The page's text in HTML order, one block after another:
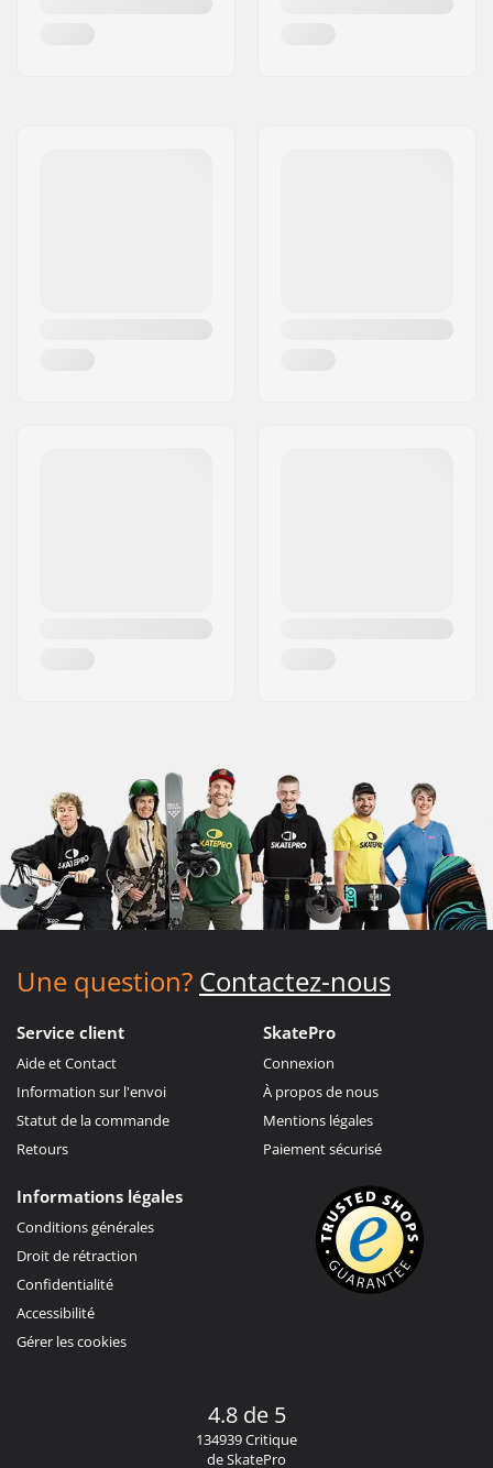
Une question? Contactez-nous
Service client
Aide et Contact
Information sur l'envoi
Statut de la commande
Retours
SkatePro
Connexion
À propos de nous
Mentions légales
Paiement sécurisé
Informations légales
Conditions générales
Droit de rétraction
Confidentialité
Accessibilité
Gérer les cookies
4.8 de 5
134939 Critique
de SkatePro